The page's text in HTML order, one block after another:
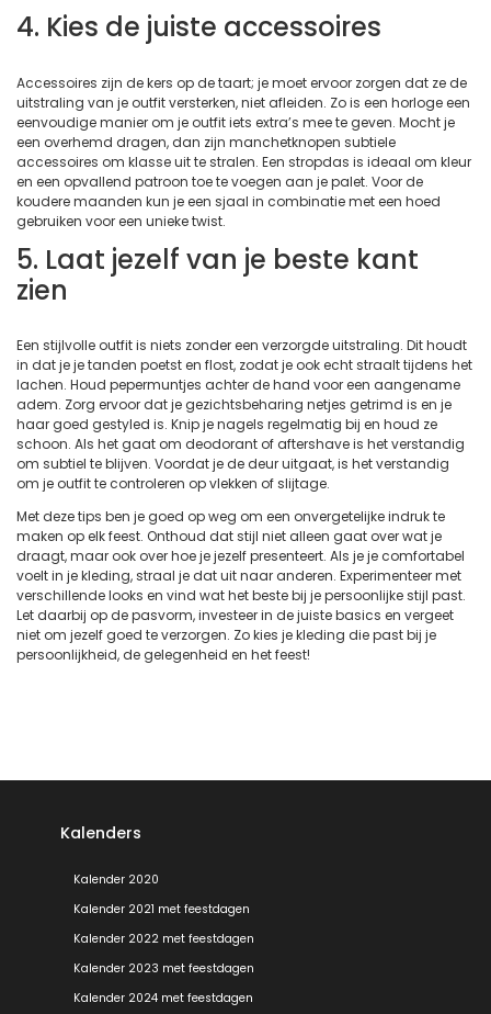
4. Kies de juiste accessoires
Accessoires zijn de kers op de taart; je moet ervoor zorgen dat ze de
uitstraling van je outfit versterken, niet afleiden. Zo is een horloge een
eenvoudige manier om je outfit iets extra’s mee te geven. Mocht je
een overhemd dragen, dan zijn manchetknopen subtiele
accessoires om klasse uit te stralen. Een stropdas is ideaal om kleur
en een opvallend patroon toe te voegen aan je palet. Voor de
koudere maanden kun je een sjaal in combinatie met een hoed
gebruiken voor een unieke twist.
5. Laat jezelf van je beste kant
zien
Een stijlvolle outfit is niets zonder een verzorgde uitstraling. Dit houdt
in dat je je tanden poetst en flost, zodat je ook echt straalt tijdens het
lachen. Houd pepermuntjes achter de hand voor een aangename
adem. Zorg ervoor dat je gezichtsbeharing netjes getrimd is en je
haar goed gestyled is. Knip je nagels regelmatig bij en houd ze
schoon. Als het gaat om deodorant of aftershave is het verstandig
om subtiel te blijven. Voordat je de deur uitgaat, is het verstandig
om je outfit te controleren op vlekken of slijtage.
Met deze tips ben je goed op weg om een onvergetelijke indruk te
maken op elk feest. Onthoud dat stijl niet alleen gaat over wat je
draagt, maar ook over hoe je jezelf presenteert. Als je je comfortabel
voelt in je kleding, straal je dat uit naar anderen. Experimenteer met
verschillende looks en vind wat het beste bij je persoonlijke stijl past.
Let daarbij op de pasvorm, investeer in de juiste basics en vergeet
niet om jezelf goed te verzorgen. Zo kies je kleding die past bij je
persoonlijkheid, de gelegenheid en het feest!
Kalenders
Kalender 2020
Kalender 2021 met feestdagen
Kalender 2022 met feestdagen
Kalender 2023 met feestdagen
Kalender 2024 met feestdagen